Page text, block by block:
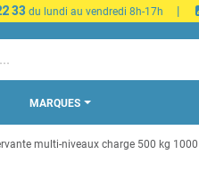
33 du lundi au vendredi 8h-17h |
MARQUES
multi-niveaux charge 500 kg